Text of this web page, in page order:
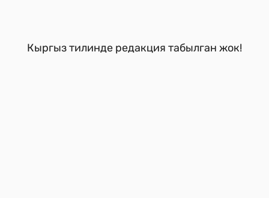
Кыргыз тилинде редакция табылган жок!